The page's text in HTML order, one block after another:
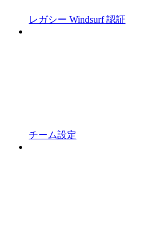
レガシー Windsurf 認証
チーム設定